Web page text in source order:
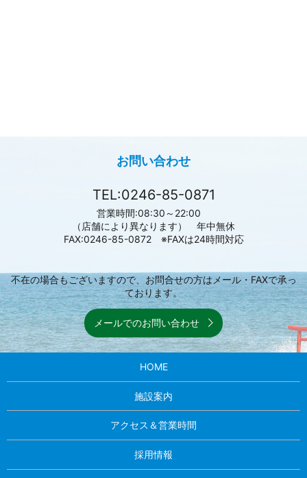
お問い合わせ
TEL:0246-85-0871
営業時間:08:30～22:00
（店舗により異なります） 年中無休
FAX:0246-85-0872 ※FAXは24時間対応
不在の場合もございますので、お問合せの方はメール・FAXで承っ
ております。
メールでのお問い合わせ
HOME
施設案内
アクセス＆営業時間
採用情報